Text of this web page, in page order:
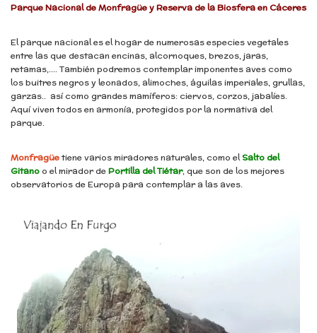
Parque Nacional de Monfragüe y Reserva de la Biosfera en Cáceres
El parque nacional es el hogar de numerosas especies vegetales
entre las que destacan encinas, alcornoques, brezos, jaras,
retamas,…. También podremos contemplar imponentes aves como
los buitres negros y leonados, alimoches, águilas imperiales, grullas,
garzas.. así como grandes mamíferos: ciervos, corzos, jabalíes.
Aquí viven todos en armonía, protegidos por la normativa del
parque.
Monfragüetiene varios miradores naturales, como elSalto del
Gitanoo el mirador dePortilla del Tiétar, que son de los mejores
observatorios de Europa para contemplar a las aves.